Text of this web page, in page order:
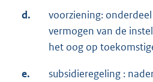
d.
voorziening:
vermogen van de
het oog op
e.
subsidieregeling :